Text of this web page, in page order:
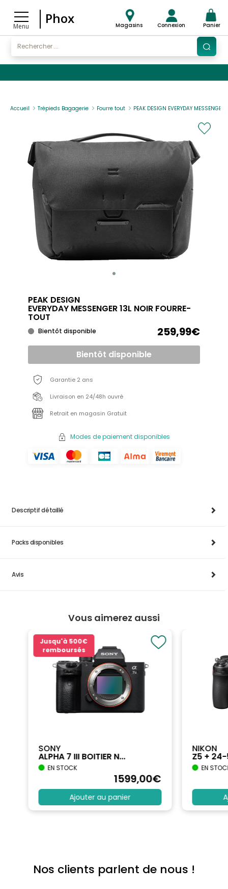
Menu
Phox Magasins Connexion Panier
Accueil Trépieds Bagagerie Fourre tout PEAK DESIGN EVERYDAY MESSENGER
PEAK DESIGN
EVERYDAY MESSENGER 13L NOIR FOURRE-
TOUT
Bientôt disponible 259,99€
Bientôt disponible
Garantie 2 ans
Livraison en 24/48h ouvré
Retrait en magasin Gratuit
Modes de paiement disponibles
Descriptif détaillé
Packs disponibles
Avis
Vous aimerez aussi
Jusqu'à 500€
remboursés
SONY
ALPHA 7 III BOITIER N...
EN STOCK
1599,00€
Ajouter au panier
NIKON
Z5 +
EN
Nos clients parlent de nous !